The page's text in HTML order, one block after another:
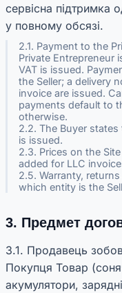
сервісна підтримка
у повному обсязі.
2.1. Payment to the
Private Entrepreneur
VAT is issued.
the Seller; a delivery
invoice are issued.
payments default to
otherwise.
2.2. The Buyer
is issued.
2.3. Prices on the
added for LLC
2.5. Warranty,
which entity is the
3. Предмет
3.1. Продавець
Покупця Товар
акумулятори,